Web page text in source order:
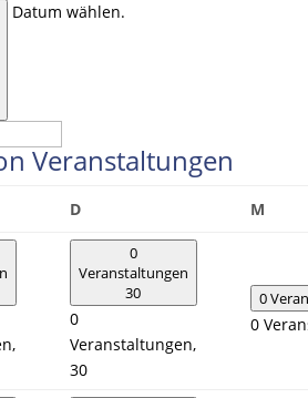
Datum wählen.
Veranstaltungen
DDienstag M
0
Veranstaltungen
30
0
Veranstaltungen,
30
0
0